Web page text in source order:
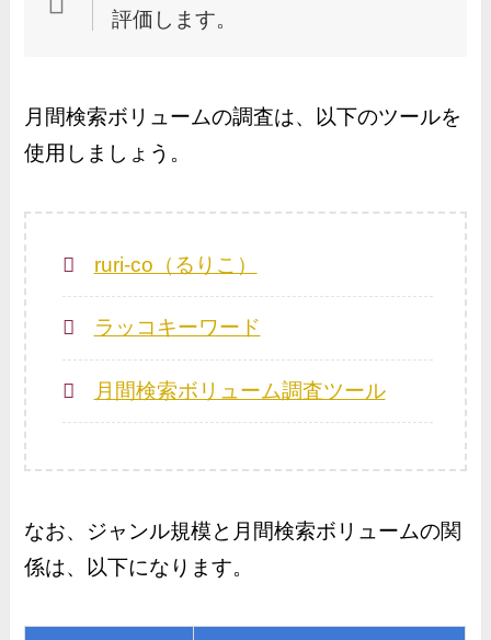
評価します。
月間検索ボリュームの調査は、以下のツールを
使用しましょう。
ruri-co（るりこ）
ラッコキーワード
月間検索ボリューム調査ツール
なお、ジャンル規模と月間検索ボリュームの関
係は、以下になります。